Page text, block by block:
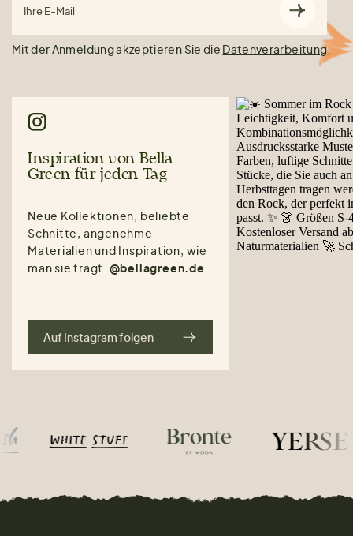
Ihre E-Mail
Mit der Anmeldung akzeptieren Sie die Datenverarbeitung.
Inspiration von Bella
Green für jeden Tag
Neue Kollektionen, beliebte
Schnitte, angenehme
Materialien und Inspiration, wie
man sie trägt. @bellagreen.de
Auf Instagram folgen